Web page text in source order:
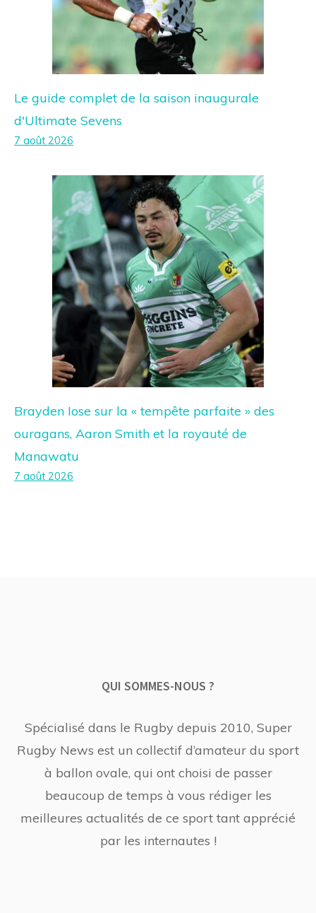
Le guide complet de la saison inaugurale
d'Ultimate Sevens
7 août 2026
Brayden Iose sur la « tempête parfaite » des
ouragans, Aaron Smith et la royauté de
Manawatu
7 août 2026
QUI SOMMES-NOUS ?
Spécialisé dans le Rugby depuis 2010, Super
Rugby News est un collectif d’amateur du sport
à ballon ovale, qui ont choisi de passer
beaucoup de temps à vous rédiger les
meilleures actualités de ce sport tant apprécié
par les internautes !